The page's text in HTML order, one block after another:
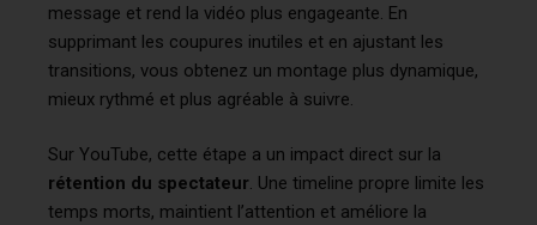
message et rend la vidéo plus engageante. En
supprimant les coupures inutiles et en ajustant les
transitions, vous obtenez un montage plus dynamique,
mieux rythmé et plus agréable à suivre.
Sur YouTube, cette étape a un impact direct sur la
rétention du spectateur. Une timeline propre limite les
temps morts, maintient l’attention et améliore la